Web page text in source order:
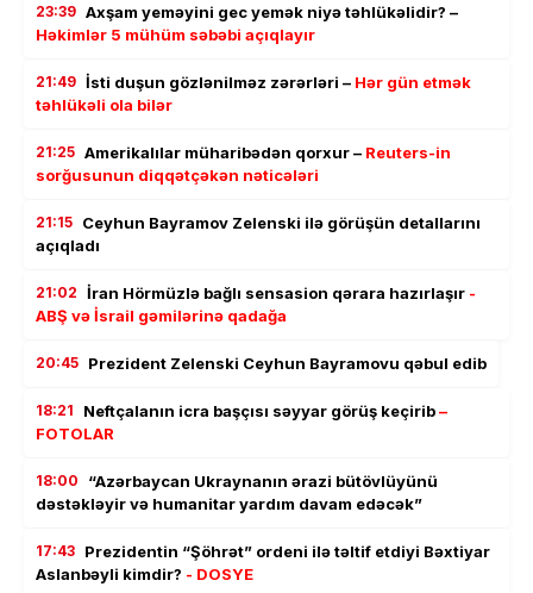
23:39 Axşam yeməyini gec yemək niyə təhlükəlidir? –
Həkimlər 5 mühüm səbəbi açıqlayır
21:49 İsti duşun gözlənilməz zərərləri – Hər gün etmək
təhlükəli ola bilər
21:25 Amerikalılar müharibədən qorxur – Reuters-in
sorğusunun diqqətçəkən nəticələri
21:15 Ceyhun Bayramov Zelenski ilə görüşün detallarını
açıqladı
21:02 İran Hörmüzlə bağlı sensasion qərara hazırlaşır -
ABŞ və İsrail gəmilərinə qadağa
20:45 Prezident Zelenski Ceyhun Bayramovu qəbul edib
18:21 Neftçalanın icra başçısı səyyar görüş keçirib–
FOTOLAR
18:00
“Azərbaycan Ukraynanın ərazi bütövlüyünü
dəstəkləyir və humanitar yardım davam edəcək”
17:43 Prezidentin “Şöhrət” ordeni ilə təltif etdiyi Bəxtiyar
Aslanbəyli kimdir? - DOSYE